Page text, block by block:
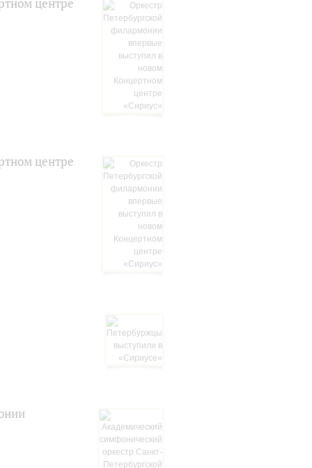
центре
центре